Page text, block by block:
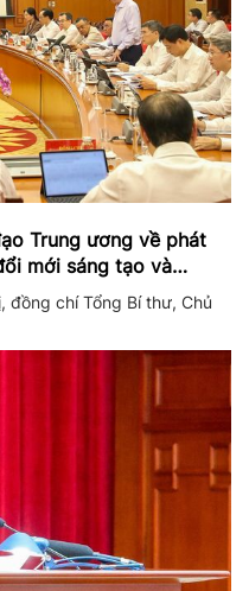
Trung ương về phát
mới sáng tạo và
đồng chí Tổng Bí thư, Chủ